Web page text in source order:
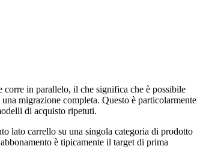
in parallelo, il che significa che è possibile
migrazione completa. Questo è particolarmente
di acquisto ripetuti.
lato carrello su una singola categoria di prodotto
è tipicamente il target di prima